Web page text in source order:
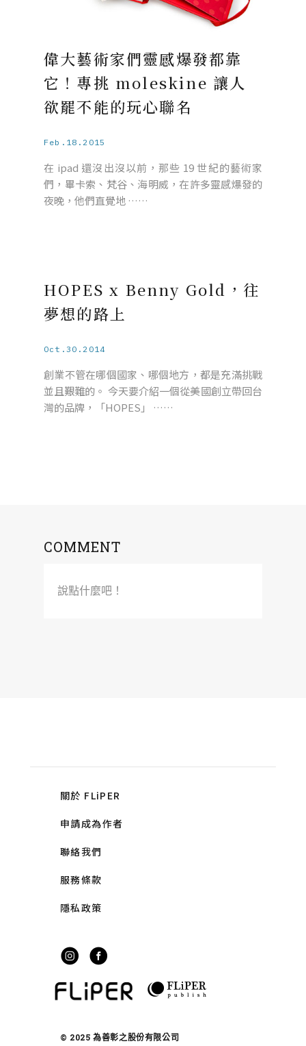
偉大藝術家們靈感爆發都靠
它！專挑 moleskine 讓人
欲罷不能的玩心聯名
Feb.18.2015
在 ipad 還沒出沒以前，那些 19 世紀的藝術家
們，畢卡索、梵谷、海明威，在許多靈感爆發的
夜晚，他們直覺地 ……
HOPES x Benny Gold，往
夢想的路上
Oct.30.2014
創業不管在哪個國家、哪個地方，都是充滿挑戰
並且艱難的。 今天要介紹一個從美國創立帶回台
灣的品牌，「HOPES」 ……
COMMENT
說點什麼吧！
關於 FLiPER
申請成為作者
聯絡我們
服務條款
隱私政策
© 2025 為善彰之股份有限公司